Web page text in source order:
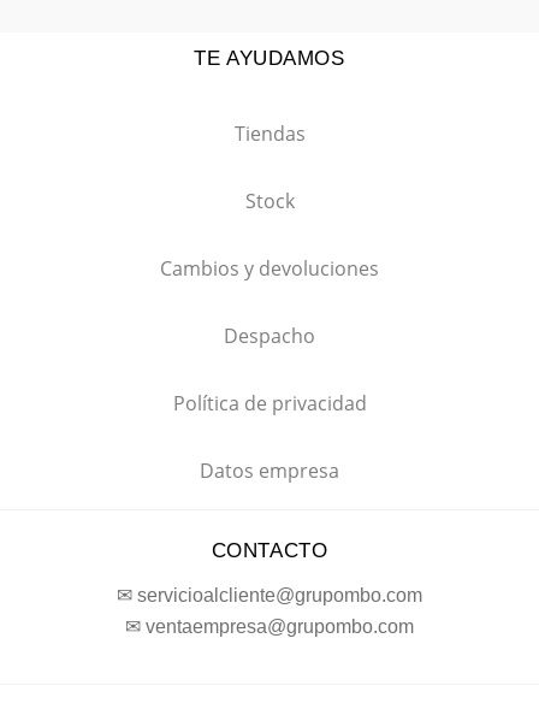
TE AYUDAMOS
Tiendas
Stock
Cambios y devoluciones
Despacho
Política de privacidad
Datos empresa
CONTACTO
✉ servicioalcliente@grupombo.com
✉ ventaempresa@grupombo.com